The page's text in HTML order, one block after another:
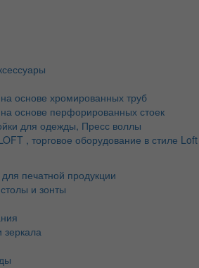
основе хромированных труб
основе перфорированных стоек
для одежды, Пресс воллы
, торговое оборудование в стиле Loft
печатной продукции
и зонты
зеркала